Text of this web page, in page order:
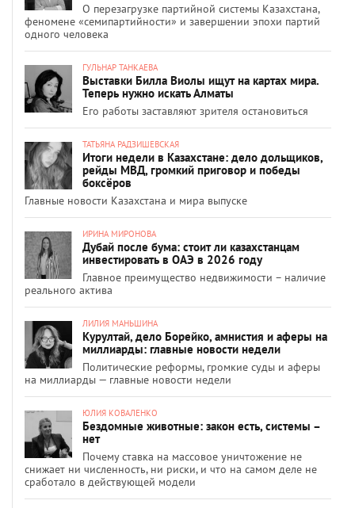
О перезагрузке партийной системы Казахстана,
феномене «семипартийности» и завершении эпохи партий
одного человека
ГУЛЬНАР ТАНКАЕВА
Выставки Билла Виолы ищут на картах мира.
Теперь нужно искать Алматы
Его работы заставляют зрителя остановиться
ТАТЬЯНА РАДЗИШЕВСКАЯ
Итоги недели в Казахстане: дело дольщиков,
рейды МВД, громкий приговор и победы
боксёров
Главные новости Казахстана и мира выпуске
ИРИНА МИРОНОВА
Дубай после бума: стоит ли казахстанцам
инвестировать в ОАЭ в 2026 году
Главное преимущество недвижимости – наличие
реального актива
ЛИЛИЯ МАНЬШИНА
Курултай, дело Борейко, амнистия и аферы на
миллиарды: главные новости недели
Политические реформы, громкие суды и аферы
на миллиарды — главные новости недели
ЮЛИЯ КОВАЛЕНКО
Бездомные животные: закон есть, системы –
нет
Почему ставка на массовое уничтожение не
снижает ни численность, ни риски, и что на самом деле не
сработало в действующей модели